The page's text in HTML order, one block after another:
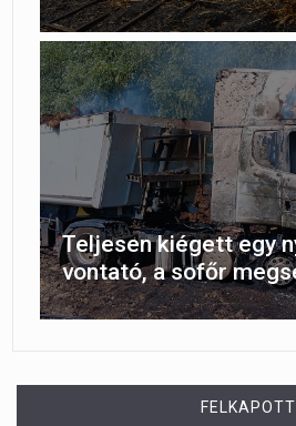
Teljesen kiégett egy
vontató, a sofőr
FELKAPOTT